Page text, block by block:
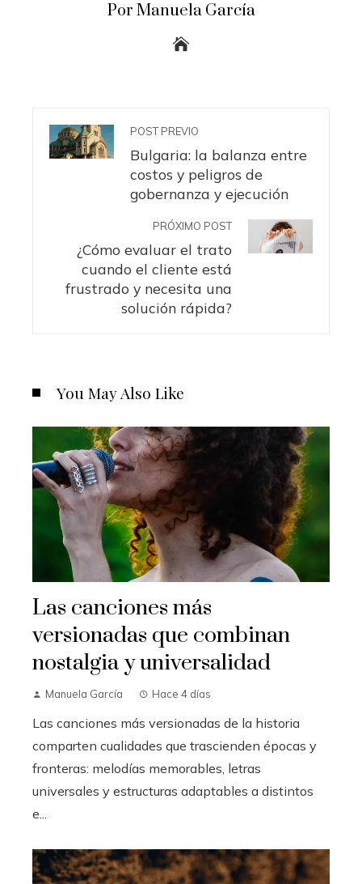
Por Manuela García
POST PREVIO
Bulgaria: la balanza entre
costos y peligros de
gobernanza y ejecución
PRÓXIMO POST
¿Cómo evaluar el trato
cuando el cliente está
frustrado y necesita una
solución rápida?
You May Also Like
Las canciones más
versionadas que combinan
nostalgia y universalidad
Manuela García Hace 4 días
Las canciones más versionadas de la historia
comparten cualidades que trascienden épocas y
fronteras: melodías memorables, letras
universales y estructuras adaptables a distintos
e...